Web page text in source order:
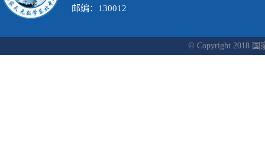
邮编：130012
© Copyright 2018 国